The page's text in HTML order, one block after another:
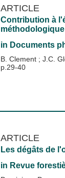
ARTICLE
Contribution à
méthodologique
in Documents
B. Clement ; J.C.
p.29-40
ARTICLE
Les dégâts de
in Revue